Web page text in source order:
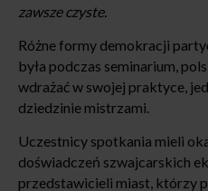
zawsze czyste.
Różne formy demokracji
była podczas seminarium,
wdrażać w swojej praktyce,
dziedzinie mistrzami.
Uczestnicy spotkania mieli
doświadczeń szwajcarskich
przedstawicieli miast, którzy